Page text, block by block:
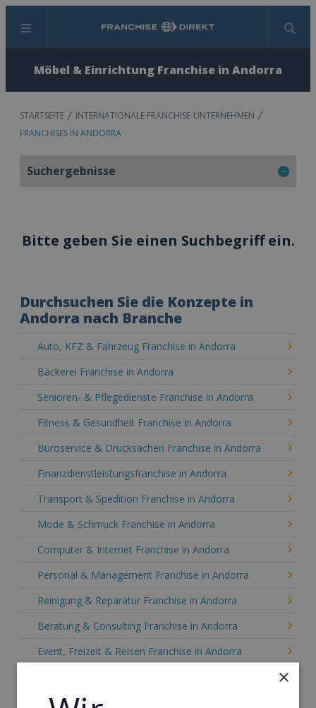
Menü Suchen
Möbel & Einrichtung Franchise in Andorra
STARTSEITE
INTERNATIONALE FRANCHISE-UNTERNEHMEN
FRANCHISES IN ANDORRA
Suchergebnisse
Bitte geben Sie einen Suchbegriff ein.
Durchsuchen Sie die Konzepte in
Andorra nach Branche
Auto, KFZ & Fahrzeug Franchise in Andorra
Bäckerei Franchise in Andorra
Senioren- & Pflegedienste Franchise in Andorra
Fitness & Gesundheit Franchise in Andorra
Büroservice & Drucksachen Franchise in Andorra
Finanzdienstleistungsfranchise in Andorra
Transport & Spedition Franchise in Andorra
Mode & Schmuck Franchise in Andorra
Computer & Internet Franchise in Andorra
Personal & Management Franchise in Andorra
Reinigung & Reparatur Franchise in Andorra
Beratung & Consulting Franchise in Andorra
Event, Freizeit & Reisen Franchise in Andorra
Gebäude & Haustechnik Franchise in Andorra
×